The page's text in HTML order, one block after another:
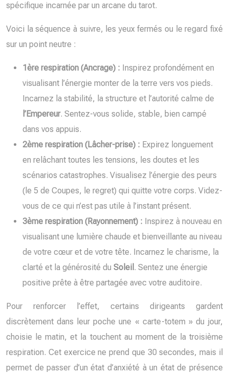
spécifique incarnée par un arcane du tarot.
Voici la séquence à suivre, les yeux fermés ou le regard fixé
sur un point neutre :
1ère respiration (Ancrage) : Inspirez profondément en
visualisant l’énergie monter de la terre vers vos pieds.
Incarnez la stabilité, la structure et l’autorité calme de
l’Empereur. Sentez-vous solide, stable, bien campé
dans vos appuis.
2ème respiration (Lâcher-prise) : Expirez longuement
en relâchant toutes les tensions, les doutes et les
scénarios catastrophes. Visualisez l’énergie des peurs
(le 5 de Coupes, le regret) qui quitte votre corps. Videz-
vous de ce qui n’est pas utile à l’instant présent.
3ème respiration (Rayonnement) : Inspirez à nouveau en
visualisant une lumière chaude et bienveillante au niveau
de votre cœur et de votre tête. Incarnez le charisme, la
clarté et la générosité du Soleil . Sentez une énergie
positive prête à être partagée avec votre auditoire.
Pour renforcer l’effet, certains dirigeants gardent
discrètement dans leur poche une « carte-totem » du jour,
choisie le matin, et la touchent au moment de la troisième
respiration. Cet exercice ne prend que 30 secondes, mais il
permet de passer d’un état d’anxiété à un état de présence